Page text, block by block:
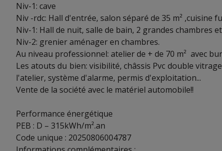
Niv-1: cave
Niv -rdc: Hall d'entrée, salon séparé de 35 m²
Niv-1: Hall de nuit, salle de bain, 2 grandes chambres
Niv-2: grenier aménager en chambres.
Au niveau professionnel: atelier de + de 70 m² avec
Les atouts du bien: visibilité, châssis Pvc double
l'atelier, système d'alarme, permis d'exploitation...
Vente de la société avec le matériel automobile!!
Performance énergétique
PEB : D – 315kWh/m².an
Code unique : 20250806004787